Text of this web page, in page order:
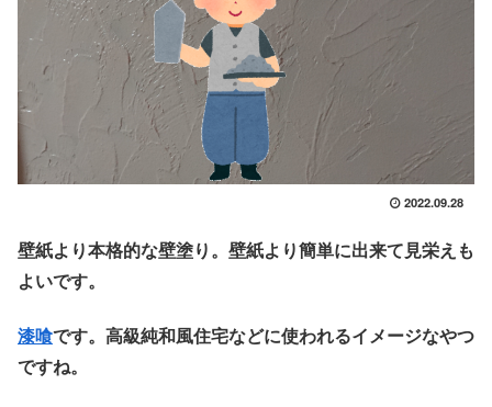
2022.09.28
壁紙より本格的な壁塗り。壁紙より簡単に出来て見栄えも
よいです。
漆喰です。高級純和風住宅などに使われるイメージなやつ
ですね。